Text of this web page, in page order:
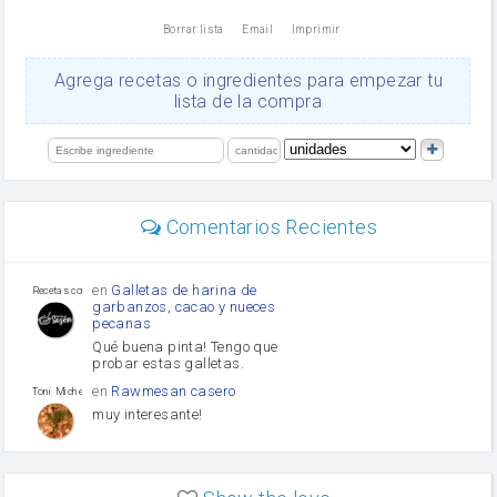
Ajos
salsa de soja
limón
Borrar lista Email Imprimir
Agrega recetas o ingredientes para empezar tu
lista de la compra
Comentarios Recientes
Recetas con sazon
en Galletas de harina de
garbanzos, cacao y nueces
pecanas
Qué buena pinta! Tengo que
probar estas galletas.
Toni Michel Caubet
en Rawmesan casero
muy interesante!
enLasaña casera fácil y